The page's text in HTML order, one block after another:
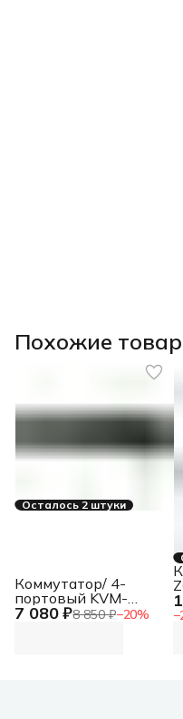
Похожие
Осталось 2 штуки
7 080 ₽8 850 ₽−20%
Коммутатор/ 4-
портовый KVM-
переключатель с
−